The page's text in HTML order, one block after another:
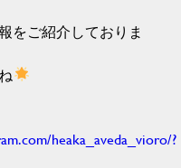
をご紹介しておりま
heaka_aveda_vioro/?